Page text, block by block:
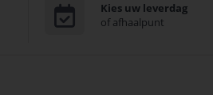
Kies uw leverdag
of afhaalpunt